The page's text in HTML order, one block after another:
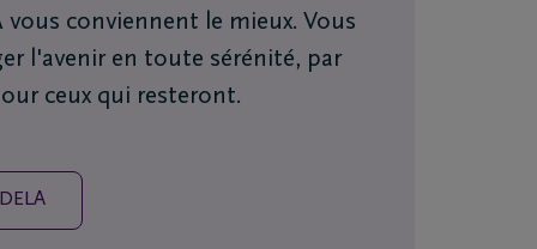
conviennent le mieux. Vous
l'avenir en toute sérénité, par
ceux qui resteront.